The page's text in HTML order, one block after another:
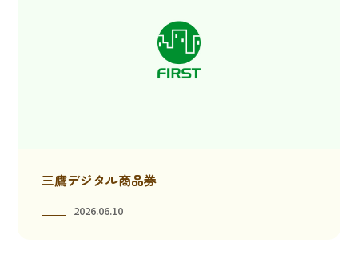
三鷹デジタル商品券
2026.06.10